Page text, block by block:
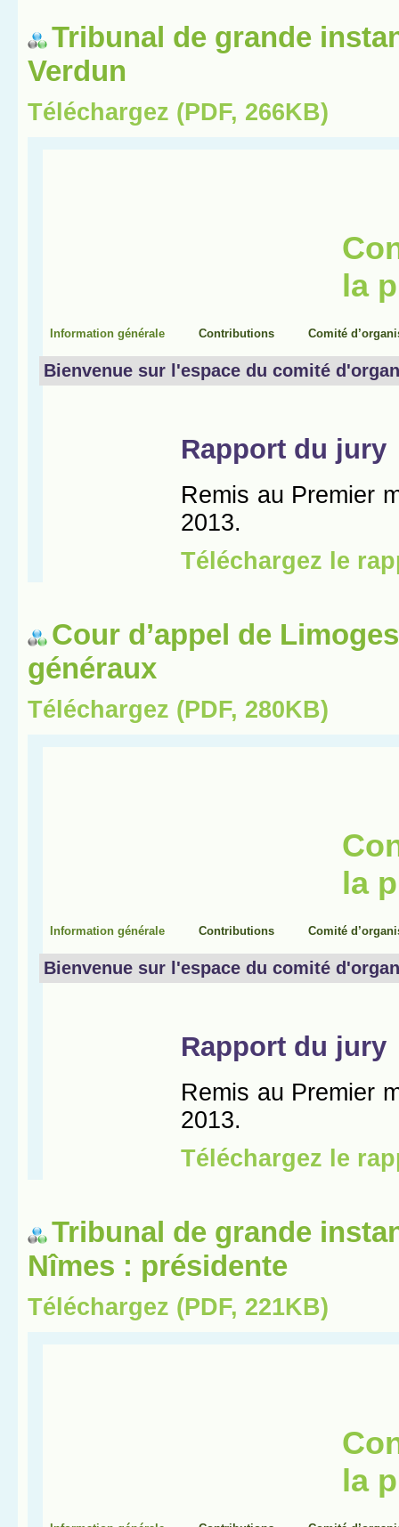
Tribunal de grande
Verdun
Téléchargez (PDF, 266KB)
Cour d’appel de
généraux
Téléchargez (PDF, 280KB)
Tribunal de grande
Nîmes : présidente
Téléchargez (PDF, 221KB)